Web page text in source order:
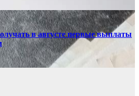
в августе первые выплаты